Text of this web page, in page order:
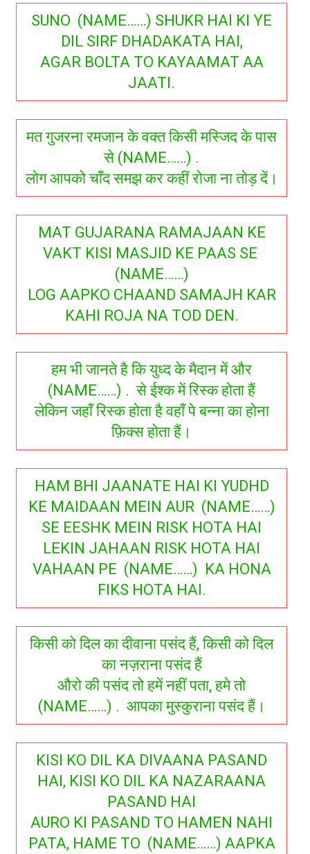
SUNO (NAME……) SHUKR HAI KI YE
DIL SIRF DHADAKATA HAI,
AGAR BOLTA TO KAYAAMAT AA
JAATI.
मत गुजरना रमजान के वक्त किसी मस्जिद के पास
से (NAME……) .
लोग आपको चाँद समझ कर कहीं रोजा ना तोड़ दें।
MAT GUJARANA RAMAJAAN KE
VAKT KISI MASJID KE PAAS SE
(NAME……)
LOG AAPKO CHAAND SAMAJH KAR
KAHI ROJA NA TOD DEN.
हम भी जानते है कि युध्द के मैदान में और
(NAME……) . से ईश्क में रिस्क होता हैं
लेकिन जहाँ रिस्क होता है वहाँ पे बन्ना का होना
फ़िक्स होता हैं।
HAM BHI JAANATE HAI KI YUDHD
KE MAIDAAN MEIN AUR (NAME……)
SE EESHK MEIN RISK HOTA HAI
LEKIN JAHAAN RISK HOTA HAI
VAHAAN PE (NAME……) KA HONA
FIKS HOTA HAI.
किसी को दिल का दीवाना पसंद हैं, किसी को दिल
का नज़राना पसंद हैं
औरो की पसंद तो हमें नहीं पता, हमे तो
(NAME……) . आपका मुस्कुराना पसंद हैं।
KISI KO DIL KA DIVAANA PASAND
HAI, KISI KO DIL KA NAZARAANA
PASAND HAI
AURO KI PASAND TO HAMEN NAHI
PATA, HAME TO (NAME……) AAPKA